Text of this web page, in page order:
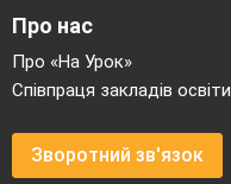
4.
Щоденник
Про нас
Про «На Урок»
Співпраця закладів освіти
Зворотний зв'язок